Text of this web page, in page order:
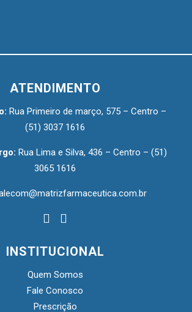
ATENDIMENTO
Rua Primeiro de março, 575 – Centro –
(51) 3037 1616
Rua Lima e Silva, 436 – Centro – (51)
3065 1616
INSTITUCIONAL
Quem Somos
Fale Conosco
Prescrição